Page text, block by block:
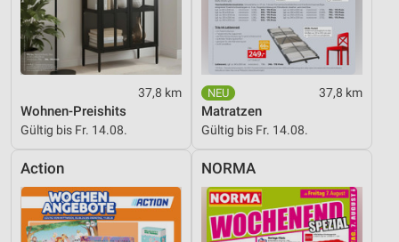
37,8 km
Wohnen-Preishits
Gültig bis Fr. 14.08.
37,8 km
Matratzen
Gültig bis Fr. 14.08.
Action NORMA
Verwendung reduzierter Daten zur Auswahl von
Inhalten
IAB-Besonderheiten:
Verwendung genauer Standortdaten
Geräte anhand von aktiv angeforderten
Informationen identifizieren
Nicht-IAB-Verarbeitungszwecke:
Notwendig
Performance